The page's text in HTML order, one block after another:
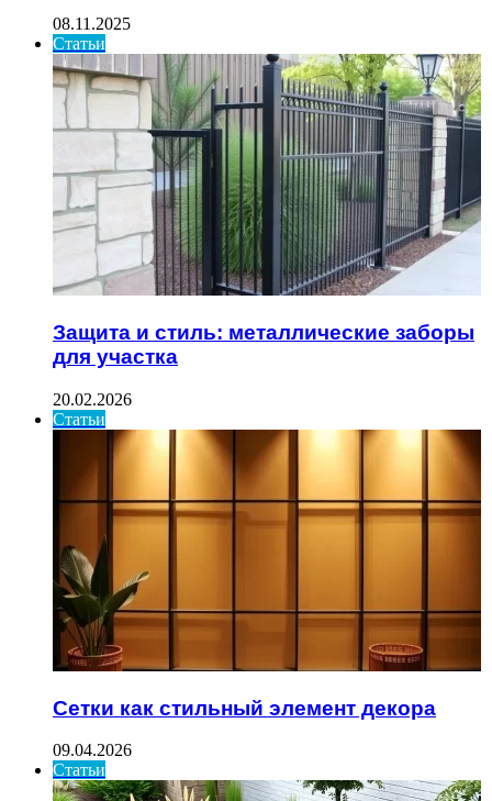
08.11.2025
Статьи
Защита и стиль: металлические заборы
для участка
20.02.2026
Статьи
Сетки как стильный элемент декора
09.04.2026
Статьи